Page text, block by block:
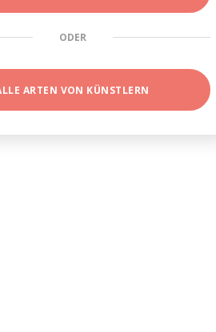
ODER
ARTEN VON KÜNSTLERN